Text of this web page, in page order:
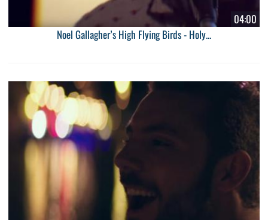
04:00
Noel Gallagher’s High Flying Birds - Holy...